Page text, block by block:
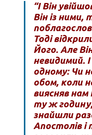
“І Він
Він із ними,
Тоді
Його. Але
невидимий.
одному: Чи
обом, коли
виясняв нам
ту ж годину,
знайшли
Апостолів і